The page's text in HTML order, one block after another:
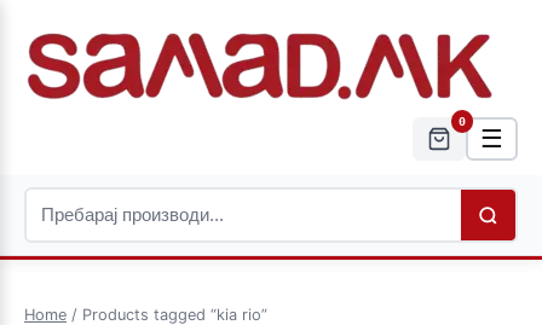
0
☰
Home / Products tagged “kia rio”